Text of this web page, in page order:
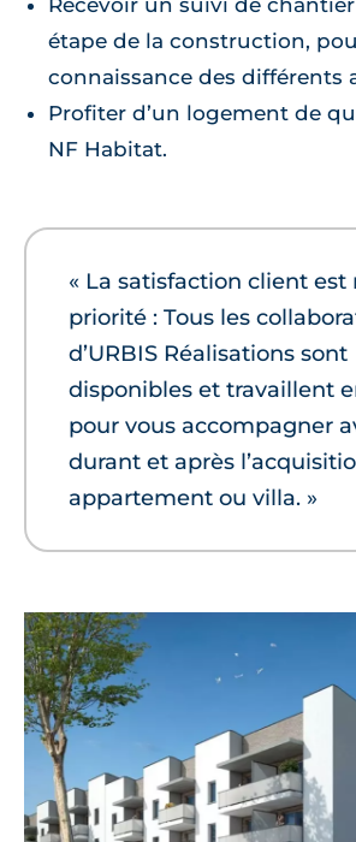
Recevoir un suivi de
étape de la construction,
connaissance des différents
Profiter d’un logement de
NF Habitat.
« La satisfaction client est
priorité : Tous les
d’URBIS Réalisations sont
disponibles et travaillent
pour vous accompagner
durant et après
appartement ou villa. »